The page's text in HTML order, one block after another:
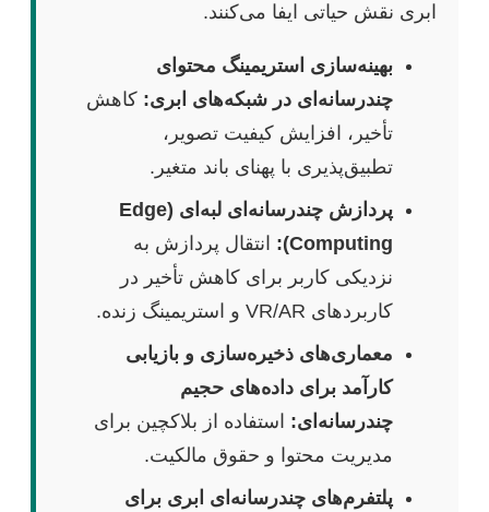
ابری نقش حیاتی ایفا می‌کنند.
بهینه‌سازی استریمینگ محتوای
چندرسانه‌ای در شبکه‌های ابری: کاهش
تأخیر، افزایش کیفیت تصویر،
تطبیق‌پذیری با پهنای باند متغیر.
پردازش چندرسانه‌ای لبه‌ای (Edge
Computing):
انتقال پردازش به
نزدیکی کاربر برای کاهش تأخیر در
کاربردهای VR/AR و استریمینگ زنده.
معماری‌های ذخیره‌سازی و بازیابی
کارآمد برای داده‌های حجیم
چندرسانه‌ای: استفاده از بلاکچین برای
مدیریت محتوا و حقوق مالکیت.
پلتفرم‌های چندرسانه‌ای ابری برای